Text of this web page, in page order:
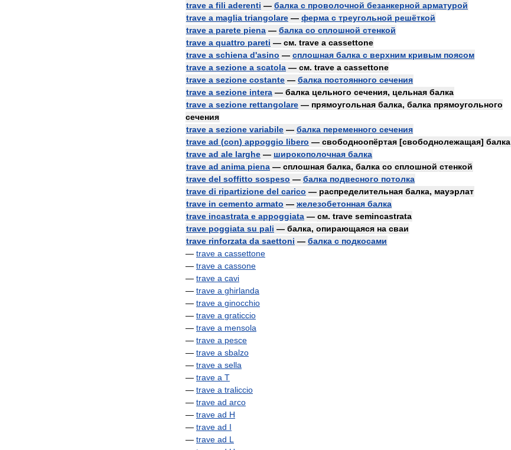
trave a fili aderenti — балка с проволочной безанкерной арматурой
trave a maglia triangolare — ферма с треугольной решёткой
trave a parete piena — балка со сплошной стенкой
trave a quattro pareti — см. trave a cassettone
trave a schiena d'asino — сплошная балка с верхним кривым поясом
trave a sezione a scatola — см. trave a cassettone
trave a sezione costante — балка постоянного сечения
trave a sezione intera — балка цельного сечения, цельная балка
trave a sezione rettangolare — прямоугольная балка, балка прямоугольного
сечения
trave a sezione variabile — балка переменного сечения
trave ad (con) appoggio libero — свободноопёртая [свободнолежащая] балка
trave ad ale larghe — широкополочная балка
trave ad anima piena — сплошная балка, балка со сплошной стенкой
trave del soffitto sospeso — балка подвесного потолка
trave di ripartizione del carico — распределительная балка, мауэрлат
trave in cemento armato — железобетонная балка
trave incastrata e appoggiata — см. trave semincastrata
trave poggiata su pali — балка, опирающаяся на сваи
trave rinforzata da saettoni — балка с подкосами
— trave a cassettone
— trave a cassone
— trave a cavi
— trave a ghirlanda
— trave a ginocchio
— trave a graticcio
— trave a mensola
— trave a pesce
— trave a sbalzo
— trave a sella
— trave a T
— trave a traliccio
— trave ad arco
— trave ad H
— trave ad I
— trave ad L